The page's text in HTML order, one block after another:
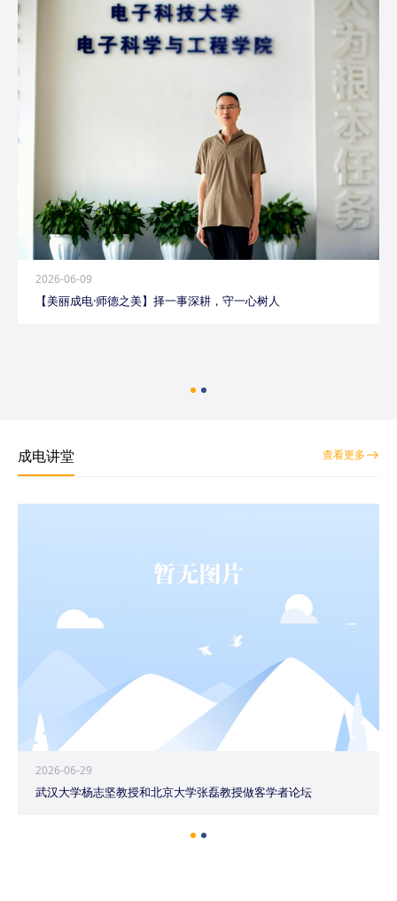
2026-06-09
【美丽成电·师德之美】择一事深耕，守一心树人
成电讲堂 查看更多
2026-06-29
武汉大学杨志坚教授和北京大学张磊教授做客学者论坛